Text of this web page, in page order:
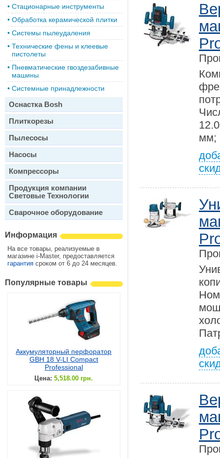
• Стационарные инструменты
• Обработка керамической плитки
• Системы пылеудаления
• Технические фены и клеевые
пистолеты
• Пневматические гвоздезабивные
машины
• Системные принадлежности
Оснастка Bosh
Плиткорезы
Пылесосы
Насосы
Компрессоры
Продукция компании
Световые Технологии
Сварочное оборудование
Информация
На все товары, реализуемые в
магазине i-Master, предоставляется
гарантия сроком от 6 до 24 месяцев.
Популярные товары
Аккумуляторный перфоратор
GBH 18 V-LI Compact
Professional
Цена: 5,518.00 грн.
мм;